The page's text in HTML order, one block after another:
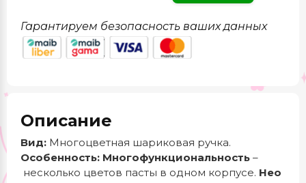
Гарантируем безопасность ваших данных
Описание
Вид: Многоцветная шариковая ручка.
Особенность: Многофункциональность –
несколько цветов пасты в одном корпусе. Нео